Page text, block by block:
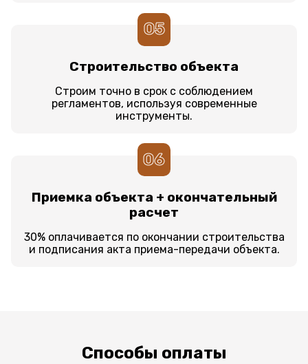
05
Строительство объекта
Строим точно в срок с соблюдением
регламентов, используя современные
инструменты.
06
Приемка объекта + окончательный
расчет
30% оплачивается по окончании строительства
и подписания акта приема-передачи объекта.
Способы оплаты